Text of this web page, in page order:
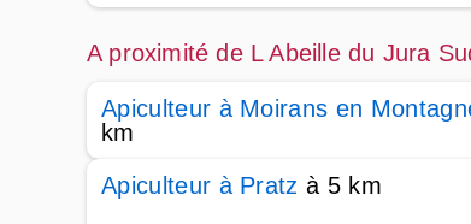
A proximité de L Abeille du Jura
Apiculteur à Moirans en
km
Apiculteur à Pratz à 5 km